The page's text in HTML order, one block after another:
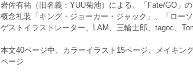
岩佐有祐（旧名義：YUU菊池）による、「Fate/GO」
概念礼装「キング・ジョーカー・ジャック」、「ロー
ゲストイラストレーター、LAM、三輪士郎、tagoc、
本文40ページ中、カラーイラスト15ページ、メイキン
ページ